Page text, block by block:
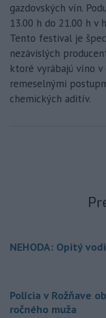
gazdovských vín.
13.00 h do 21.00 h
Tento festival je
nezávislých
ktoré vyrábajú víno
remeselnými
chemických aditív.
NEHODA: Opitý
Polícia v Rožňave
ročného muža